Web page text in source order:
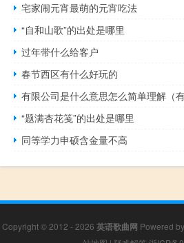
宅家闹元宵最萌的元宵吃法
“自和山歌”的出处是哪里
过年带什么给客户
春节西区有什么好玩的
有限公司是什么意思怎么简单理解（
“题满杏花笺”的出处是哪里
同等学力申硕含金量不高
Copyright © 2012 - 2026 英语歌曲网 Powered by